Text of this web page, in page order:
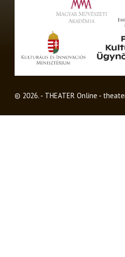
© 2026. - THEATER Online -